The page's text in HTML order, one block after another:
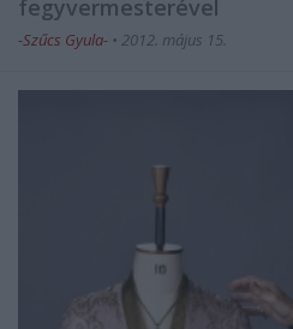
fegyvermesterével
-Szűcs Gyula- • 2012. május 15.